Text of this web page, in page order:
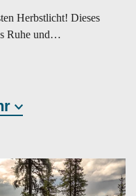
Herbstlicht! Dieses
Ruhe und